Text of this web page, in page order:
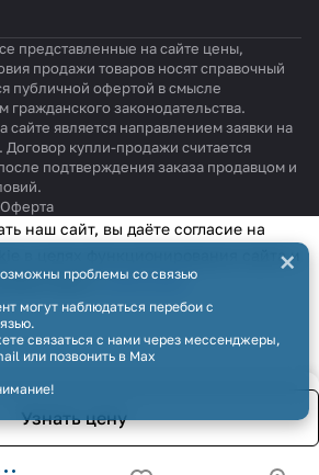
Узнать цену
представленные на сайте цены,
продажи товаров носят справочный
публичной офертой в смысле
гражданского законодательства.
является направлением заявки на
Договор купли-продажи считается
подтверждения заказа продавцом и
Оферта
проблемы со связью
могут наблюдаться перебои с
связаться с нами через мессенджеры,
или позвонить в Max
×
наш сайт, вы даёте согласие на
в целях функционирования сайта и
сполитикой